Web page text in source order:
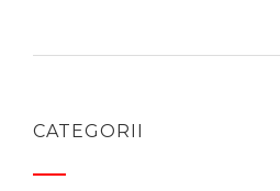
CATEGORII